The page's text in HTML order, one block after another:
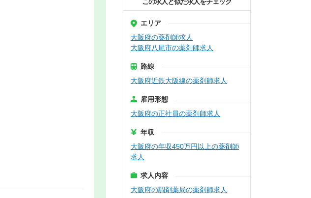
エリア
大阪府の薬剤師求人
大阪府八尾市の薬剤師求人
路線
大阪府近鉄大阪線の薬剤師求人
雇用形態
大阪府の正社員の薬剤師求人
年収
大阪府の年収450万円以上の薬剤師
求人
求人内容
大阪府の調剤薬局の薬剤師求人